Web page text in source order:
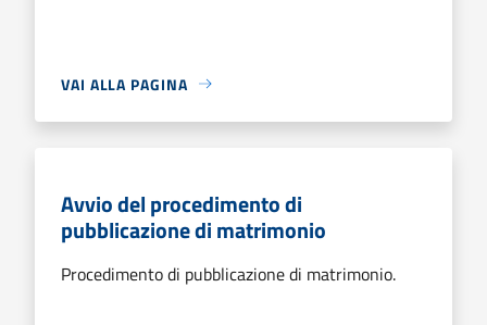
VAI ALLA PAGINA
Avvio del procedimento di
pubblicazione di matrimonio
Procedimento di pubblicazione di matrimonio.